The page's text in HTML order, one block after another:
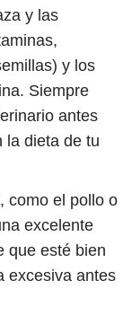
y las
y los
Siempre
antes
la dieta de tu
como el pollo o
excelente
que esté bien
excesiva antes